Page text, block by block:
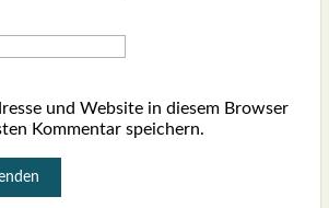
und Website in diesem Browser
Kommentar speichern.